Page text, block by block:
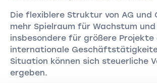
Die flexiblere Struktur von AG und
mehr Spielraum für Wachstum und
insbesondere für größere Projekte
internationale
Situation können sich steuerliche
ergeben.